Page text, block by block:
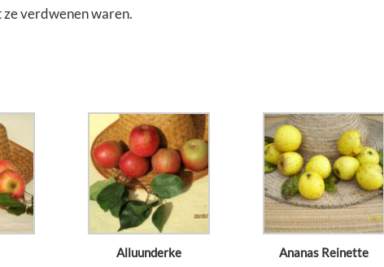
verdwenen waren.
Alluunderke Ananas Reinette